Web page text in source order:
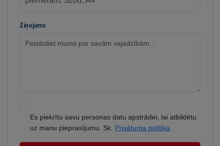
Ziņojums
Es piekrītu savu personas datu apstrādei, lai atbildētu
uz manu pieprasījumu. Sk. Privātuma politika